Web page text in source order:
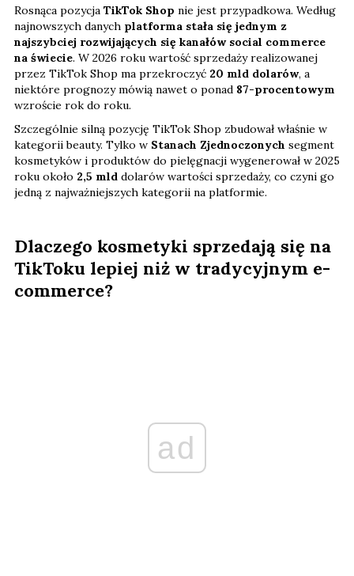
Rosnąca pozycja TikTok Shop nie jest przypadkowa. Według
najnowszych danych platforma stała się jednym z
najszybciej rozwijających się kanałów social commerce
na świecie. W 2026 roku wartość sprzedaży realizowanej
przez TikTok Shop ma przekroczyć 20 mld dolarów, a
niektóre prognozy mówią nawet o ponad 87-procentowym
wzroście rok do roku.
Szczególnie silną pozycję TikTok Shop zbudował właśnie w
kategorii beauty. Tylko w Stanach Zjednoczonych segment
kosmetyków i produktów do pielęgnacji wygenerował w 2025
roku około 2,5 mld dolarów wartości sprzedaży, co czyni go
jedną z najważniejszych kategorii na platformie.
Dlaczego kosmetyki sprzedają się na
TikToku lepiej niż w tradycyjnym e-
commerce?
ad